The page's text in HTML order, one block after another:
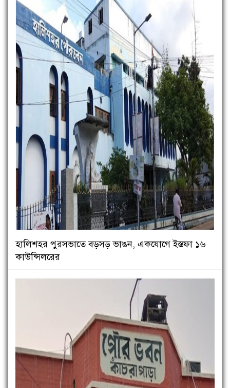
হালিশহর পুরসভাতে বড়সড় ভাঙন, একযোগে ইস্তফা ১৬
কাউন্সিলরের